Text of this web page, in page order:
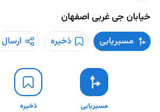
خیابان جی غربی اصفهان
مسیریابی ذخیره ارسال
مسیریابی ذخیره